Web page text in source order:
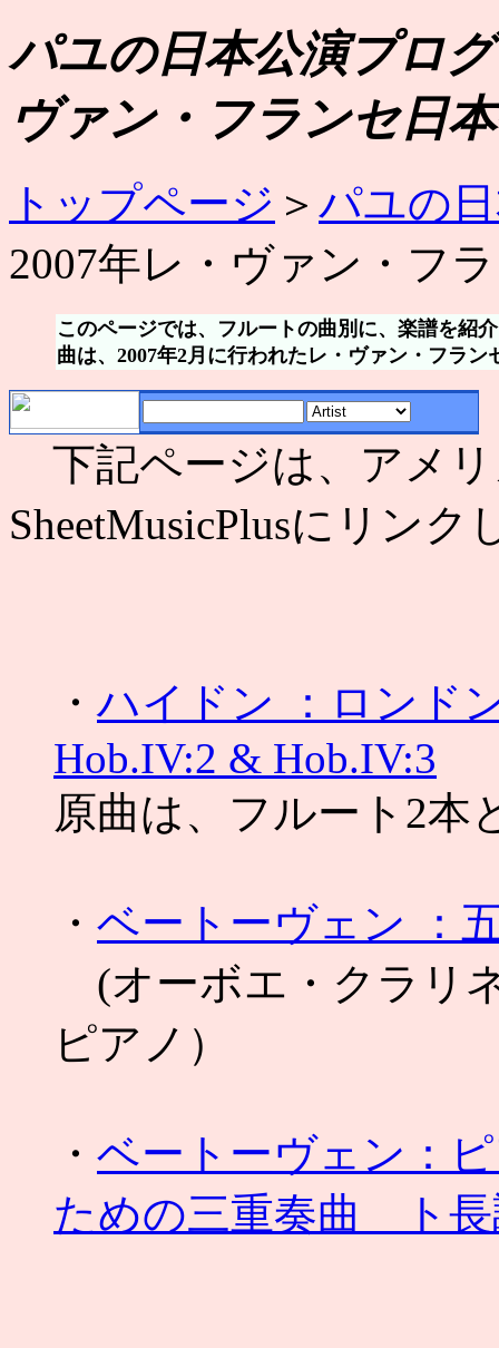
パユの日本公演プロ
ヴァン・フランセ日
トップページ ＞ パユの
2007年レ・ヴァン・フ
このページでは、フルートの曲別に、楽譜を紹
曲は、2007年2月に行われたレ・ヴァン・フラ
下記ページは、アメ
SheetMusicPlusにリンク
・ハイドン ：ロン
Hob.IV:2 & Hob.IV:3
原曲は、フルート2本
・ ベートーヴェン
(オーボエ・クラリ
ピアノ）
・ ベートーヴェン：
ための三重奏曲 ト